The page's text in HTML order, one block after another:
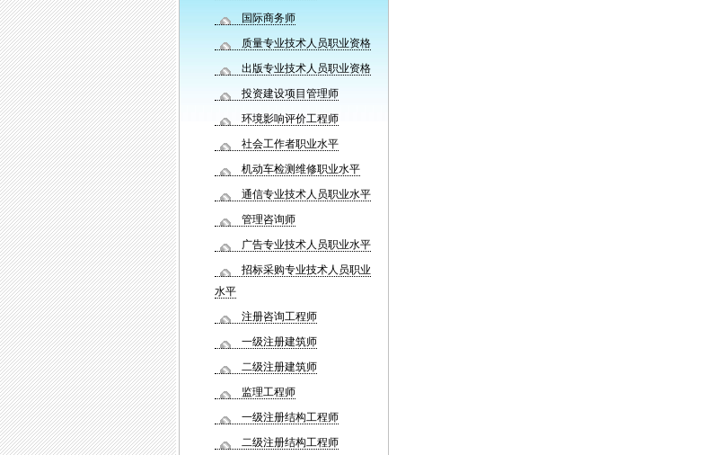
国际商务师
质量专业技术人员职业资格
出版专业技术人员职业资格
投资建设项目管理师
环境影响评价工程师
社会工作者职业水平
机动车检测维修职业水平
通信专业技术人员职业水平
管理咨询师
广告专业技术人员职业水平
招标采购专业技术人员职业
水平
注册咨询工程师
一级注册建筑师
二级注册建筑师
监理工程师
一级注册结构工程师
二级注册结构工程师